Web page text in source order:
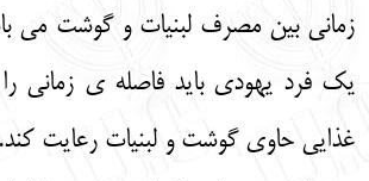
زمانی بین مصرف لبنیات و گوشت می‌
یک فرد یهودی باید فاصله‌ ی زمانی
غذایی حاوی گوشت و لبنیات رعایت کند.